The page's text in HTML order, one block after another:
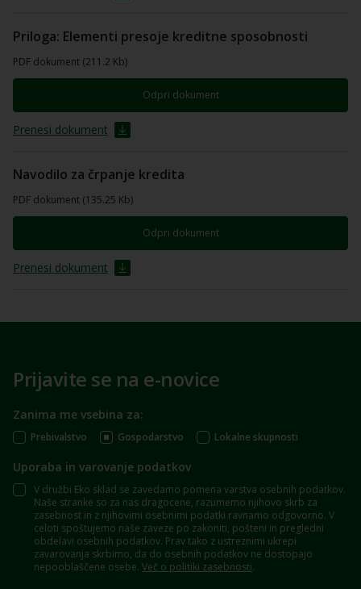
Priloga: Elementi presoje kreditne sposobnosti
PDF dokument (211.2 Kb)
Odpri dokument
Prenesi dokument
Navodilo za črpanje kredita
PDF dokument (135.25 Kb)
Odpri dokument
Prenesi dokument
Prijavite se na e-novice
Zanima me vsebina za:
Prebivalstvo Gospodarstvo Lokalne skupnosti
Uporaba in varovanje podatkov
V družbi Eko sklad se zavedamo pomena varstva osebnih podatkov.
Naše stranke so za nas dragocene, razumemo njihovo skrb za
zasebnost in z njihovimi osebnimi podatki ravnamo odgovorno. V
celoti spoštujemo naše zaveze po zakoniti, pošteni in pregledni
obdelavi osebnih podatkov. Prav tako z ustreznimi ukrepi
zavarovanja skrbimo, da do osebnih podatkov ne dostopajo
nepooblaščene osebe. Več o politiki zasebnosti.